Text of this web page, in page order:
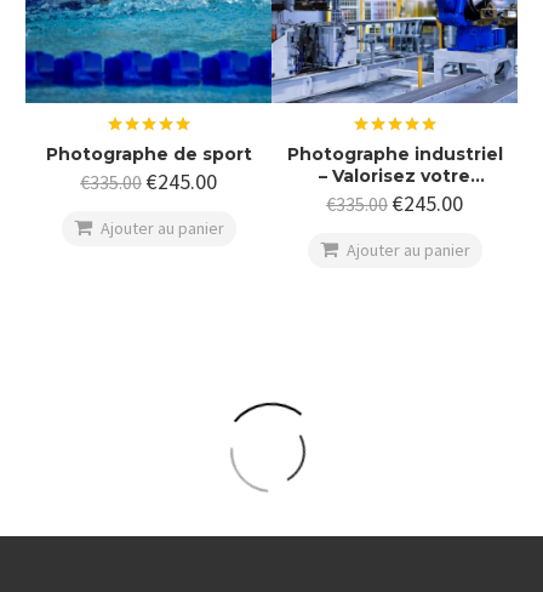
sur 5
Photographe de sport
€335.00 €245.00
 Ajouter au panier
sur 5
Photographe industriel
– Valorisez votre
entreprise, vos savoir-
infrastructures
€335.00 €245.00
 Ajouter au panier